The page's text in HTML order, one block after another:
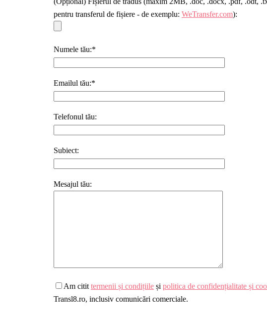
pentru transferul de fișiere - de exemplu: WeTransfer.com):
Numele tău:*
Emailul tău:*
Telefonul tău:
Subiect:
Mesajul tău:
Am citittermenii și condițiile și politica de confidențialitate și
Transl8.ro, inclusiv comunicări comerciale.